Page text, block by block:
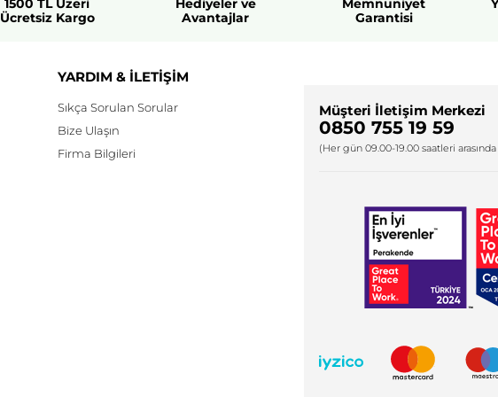
Ücretsiz Kargo
Avantajlar
Garantisi
YARDIM & İLETİŞİM
Sıkça Sorulan Sorular
Bize Ulaşın
Firma Bilgileri
Müşteri İletişim Merkezi
0850 755 19 59
(Her gün 09.00-19.00 saatleri